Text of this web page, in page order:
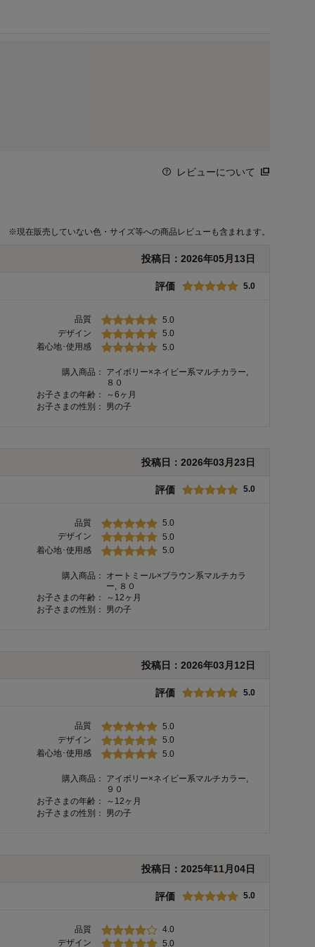
レビューについて
※現在販売していない色・サイズ等への商品レビューも含まれます。
投稿日： 2026年05月13日
評価 5.0
品質
5.0
デザイン
5.0
着心地･使用感
5.0
購入商品：
アイボリー×ネイビー系マルチカラー,
８０
お子さまの年齢：
～6ヶ月
お子さまの性別：
男の子
投稿日： 2026年03月23日
評価 5.0
品質
5.0
デザイン
5.0
着心地･使用感
5.0
購入商品：
オートミール×ブラウン系マルチカラ
ー, ８０
お子さまの年齢：
～12ヶ月
お子さまの性別：
男の子
投稿日： 2026年03月12日
評価 5.0
品質
5.0
デザイン
5.0
着心地･使用感
5.0
購入商品：
アイボリー×ネイビー系マルチカラー,
９０
お子さまの年齢：
～12ヶ月
お子さまの性別：
男の子
投稿日： 2025年11月04日
評価 5.0
品質
4.0
デザイン
5.0